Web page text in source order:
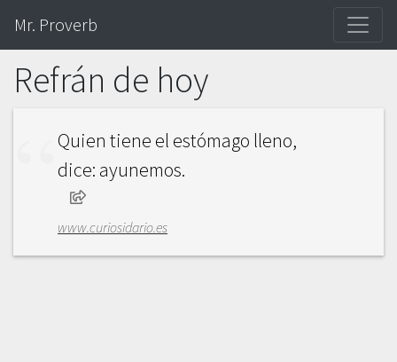
Mr. Proverb
Refrán de hoy
Quien tiene el estómago lleno,
dice: ayunemos.
www.curiosidario.es